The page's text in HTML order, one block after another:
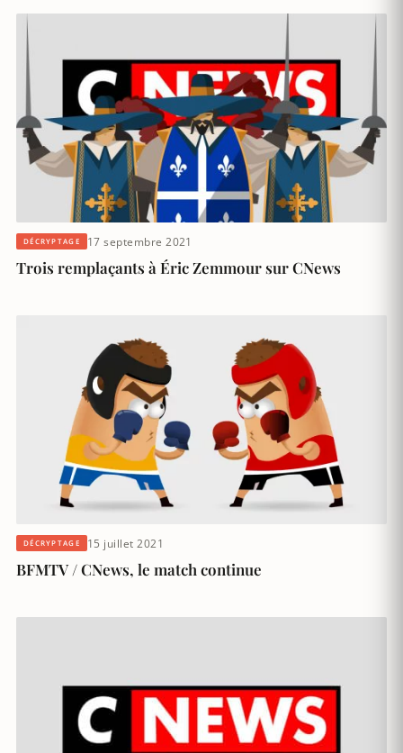
DÉCRYPTAGE 17 septembre 2021
Trois remplaçants à Éric Zemmour sur CNews
DÉCRYPTAGE 15 juillet 2021
BFMTV / CNews, le match continue